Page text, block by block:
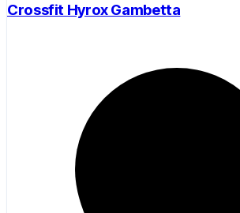
Crossfit Hyrox Gambetta